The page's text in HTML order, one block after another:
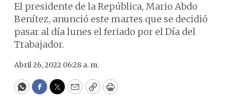
El presidente de la República, Mario Abdo
Benítez, anunció este martes que se decidió
pasar al día lunes el feriado por el Día del
Trabajador.
Abril 26, 2022 06:28 a. m.
WhatsApp
Facebook
Twitter
EmailCopyPrint